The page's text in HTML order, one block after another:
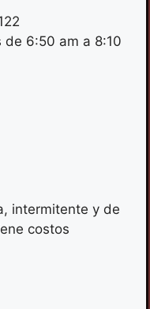
de 6:50 am a 8:10
intermitente y de
costos